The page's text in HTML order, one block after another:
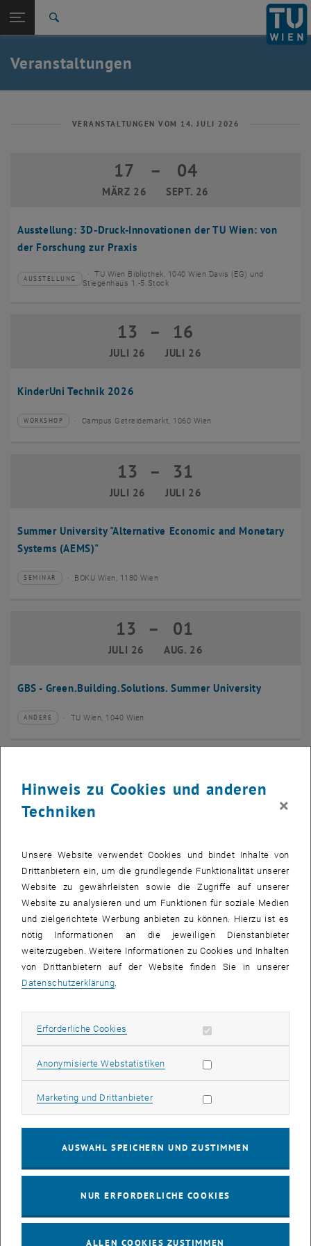
TU Login
Quicklinks
Quicklinks-Menü umschalten
Studium
Karriere
Zurück: Subseiten von Aktuelles auflisten
Aktuelles
Veranstaltungen
VERANSTALTUNGEN VOM 14. JULI 2026
Ausstellung: 3D-Druck-Innovationen der TU Wien: von
der Forschung zur Praxis
17
MÄRZ 26
17 März 2026 bis 04 September 2026
– 04
SEPT. 26
Veranstaltungstyp:
AUSSTELLUNG
Veranstaltungsort:
TU Wien Bibliothek, 1040 Wien Davis (EG) und
Stiegenhaus 1.-5.Stock
KinderUni Technik 2026
13
JULI 26
13 Juli 2026 bis 16 Juli 2026
– 16
JULI 26
Veranstaltungstyp:
WORKSHOP
Veranstaltungsort:Campus Getreidemarkt, 1060 Wien
Summer University "Alternative Economic and Monetary
Systems (AEMS)"
13
JULI 26
13 Juli 2026 bis 31 Juli 2026
– 31
JULI 26
Veranstaltungstyp:
SEMINAR
Veranstaltungsort:BOKU Wien, 1180 Wien
GBS - Green.Building.Solutions. Summer University
13
JULI 26
13 Juli 2026 bis 01 August 2026
– 01
AUG. 26
Veranstaltungstyp:
ANDERE
Veranstaltungsort:TU Wien, 1040 Wien
JULI 26 JULI 26
Veranstaltungstyp:
KONFERENZ
Veranstaltungsort:TU Wien, 1040 Wien
EMBA Online Info Session mit Dekan Prof. Dr. Wolfgang
28 Juli 2026
28
JULI 26
16:00-bis
17:00
INFORMATIONSVERANSTALTUNG Online, via Zoom
Info Session Learning Journey Turin
03
INFORMATIONSVERANSTALTUNG Online, Via Zoom
Hinweis zu Cookies und anderen
Techniken
×
Unsere Website verwendet Cookies und bindet Inhalte von
Drittanbietern ein, um die grundlegende Funktionalität unserer
Website zu gewährleisten sowie die Zugriffe auf unserer
Website zu analysieren und um Funktionen für soziale Medien
und zielgerichtete Werbung anbieten zu können. Hierzu ist es
nötig Informationen an die jeweiligen Dienstanbieter
weiterzugeben. Weitere Informationen zu Cookies und Inhalten
von Drittanbietern auf der Website finden Sie in unserer
Datenschutzerklärung
Erforderliche Cookies Erforderliche Cookies zulassen
Anonymisierte WebstatistikenStatistik Cookies zulassen
Marketing und DrittanbieterMarketing Cookies zulassen
AUSWAHL SPEICHERN UND ZUSTIMMEN
NUR ERFORDERLICHE COOKIES
ALLEN COOKIES ZUSTIMMEN